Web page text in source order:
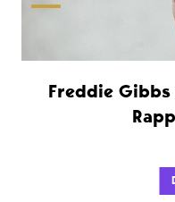
Freddie